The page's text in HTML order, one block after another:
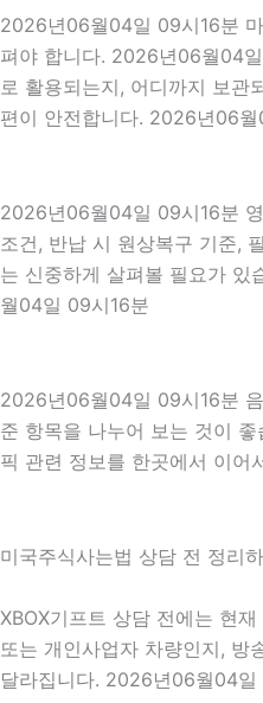
2026년06월04일 09시16분
펴야 합니다. 2026년06월04
로 활용되는지, 어디까지 보관
편이 안전합니다. 2026년06
2026년06월04일 09시16분
조건, 반납 시 원상복구 기준,
는 신중하게 살펴볼 필요가
월04일 09시16분
2026년06월04일 09시16분
준 항목을 나누어 보는 것이
픽 관련 정보를 한곳에서 이
미국주식사는법 상담 전 정리
XBOX기프트 상담 전에는 현
또는 개인사업자 차량인지, 방
달라집니다. 2026년06월04